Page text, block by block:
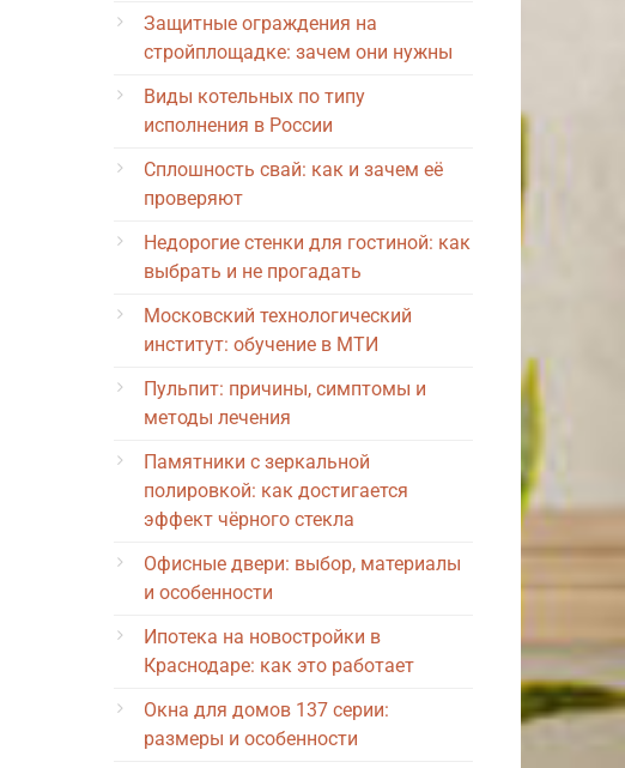
Защитные ограждения на
стройплощадке: зачем они нужны
Виды котельных по типу
исполнения в России
Сплошность свай: как и зачем её
проверяют
Недорогие стенки для гостиной: как
выбрать и не прогадать
Московский технологический
институт: обучение в МТИ
Пульпит: причины, симптомы и
методы лечения
Памятники с зеркальной
полировкой: как достигается
эффект чёрного стекла
Офисные двери: выбор, материалы
и особенности
Ипотека на новостройки в
Краснодаре: как это работает
Окна для домов 137 серии:
размеры и особенности